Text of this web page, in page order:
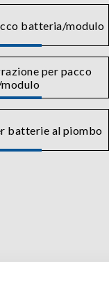
batteria/modulo
per pacco
batterie al piombo